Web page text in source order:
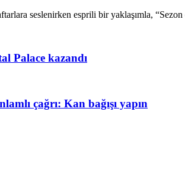
seslenirken esprili bir yaklaşımla,
Palace kazandı
çağrı: Kan bağışı yapın